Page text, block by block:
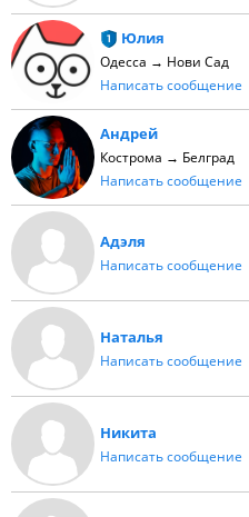
Юлия
Одесса → Нови Сад
Написать сообщение
Андрей
Кострома → Белград
Написать сообщение
Адэля
Написать сообщение
Наталья
Написать сообщение
Никита
Написать сообщение